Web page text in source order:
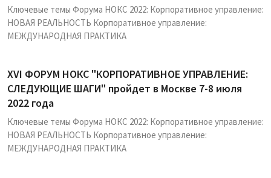
Ключевые темы Форума НОКС 2022: Корпоративное управление:
НОВАЯ РЕАЛЬНОСТЬ Корпоративное управление:
МЕЖДУНАРОДНАЯ ПРАКТИКА
XVI ФОРУМ НОКС "КОРПОРАТИВНОЕ УПРАВЛЕНИЕ:
СЛЕДУЮЩИЕ ШАГИ" пройдет в Москве 7-8 июля
2022 года
Ключевые темы Форума НОКС 2022: Корпоративное управление:
НОВАЯ РЕАЛЬНОСТЬ Корпоративное управление:
МЕЖДУНАРОДНАЯ ПРАКТИКА